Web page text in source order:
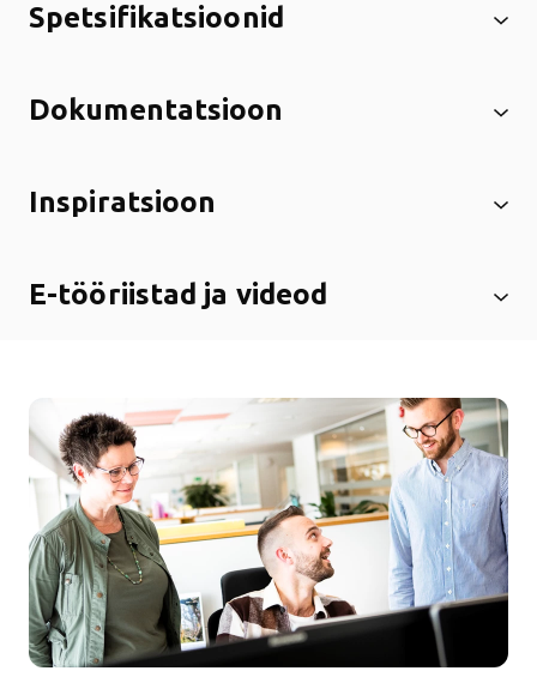
Spetsifikatsioonid
Dokumentatsioon
Inspiratsioon
E-tööriistad ja videod